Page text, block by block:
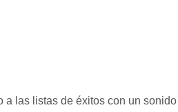
las listas de éxitos con un